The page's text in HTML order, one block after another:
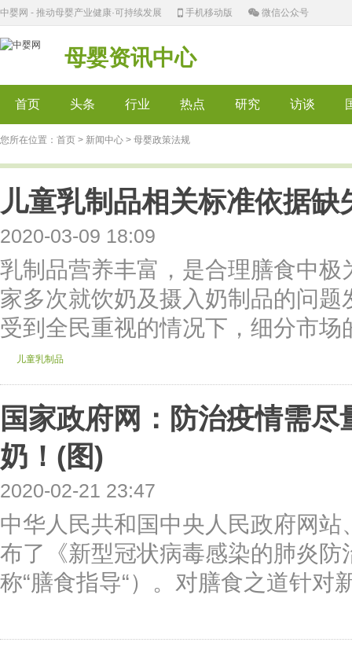
中婴网 - 推动母婴产业健康·可持续发展 手机移动版 微信公众号
母婴资讯中心
首页 头条 行业 热点 研究 访谈
您所在位置： 首页 > 新闻中心 > 母婴政策法规
儿童乳制品相关标准依据
2020-03-09 18:09
乳制品营养丰富，是合理膳食中
家多次就饮奶及摄入奶制品的问
受到全民重视的情况下，细分市
儿童乳制品
国家政府网：防治疫情需
奶！(图)
2020-02-21 23:47
中华人民共和国中央人民政府网
布了《新型冠状病毒感染的肺炎
称“膳食指导“）。对膳食之道针对